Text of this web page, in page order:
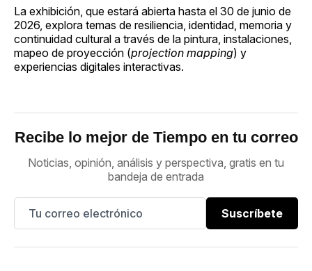
La exhibición, que estará abierta hasta el 30 de junio de
2026, explora temas de resiliencia, identidad, memoria y
continuidad cultural a través de la pintura, instalaciones,
mapeo de proyección (projection mapping) y
experiencias digitales interactivas.
Recibe lo mejor de Tiempo en tu correo
Noticias, opinión, análisis y perspectiva, gratis en tu
bandeja de entrada
Suscríbete